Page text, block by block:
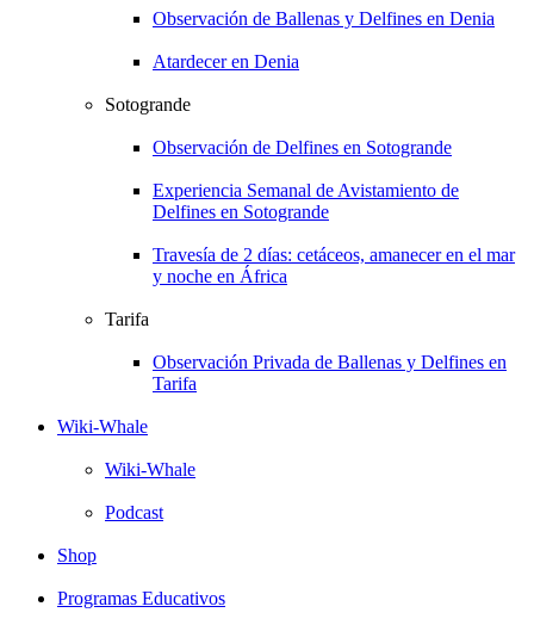
Observación de Ballenas y Delfines en Denia
Atardecer en Denia
Sotogrande
Observación de Delfines en Sotogrande
Experiencia Semanal de Avistamiento de
Delfines en Sotogrande
Travesía de 2 días: cetáceos, amanecer en el mar
y noche en África
Tarifa
Observación Privada de Ballenas y Delfines en
Tarifa
Wiki-Whale
Wiki-Whale
Podcast
Shop
Programas Educativos